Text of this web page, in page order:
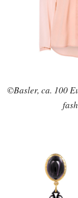
©Basler, ca. 100